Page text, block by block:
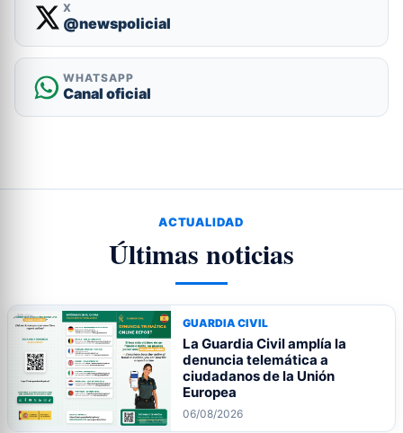
X
@newspolicial
WHATSAPP
Canal oficial
ACTUALIDAD
Últimas noticias
GUARDIA CIVIL
La Guardia Civil amplía la
denuncia telemática a
ciudadanos de la Unión
Europea
06/08/2026